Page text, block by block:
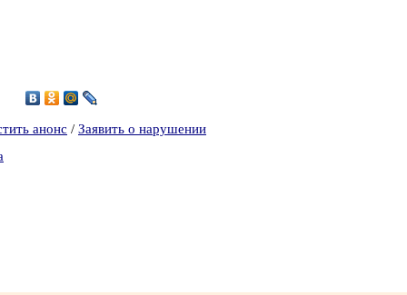
анонс / Заявить о нарушении